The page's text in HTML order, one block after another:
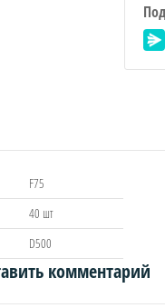
F75
40 шт
D500
комментарий